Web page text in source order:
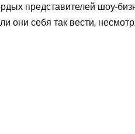
представителей шоу-
они себя так вести,